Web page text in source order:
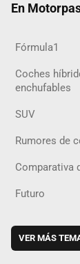
En
Fórmula1
Coches
enchufables
SUV
Rumores de
Comparativa
Futuro
VER MÁS